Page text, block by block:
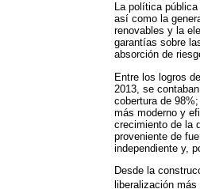
La política
así como la
renovables y la
garantías sobre
absorción de
Entre los logros
2013, se
cobertura de 98%;
más moderno y
crecimiento de la
proveniente de
independiente y,
Desde la
liberalización